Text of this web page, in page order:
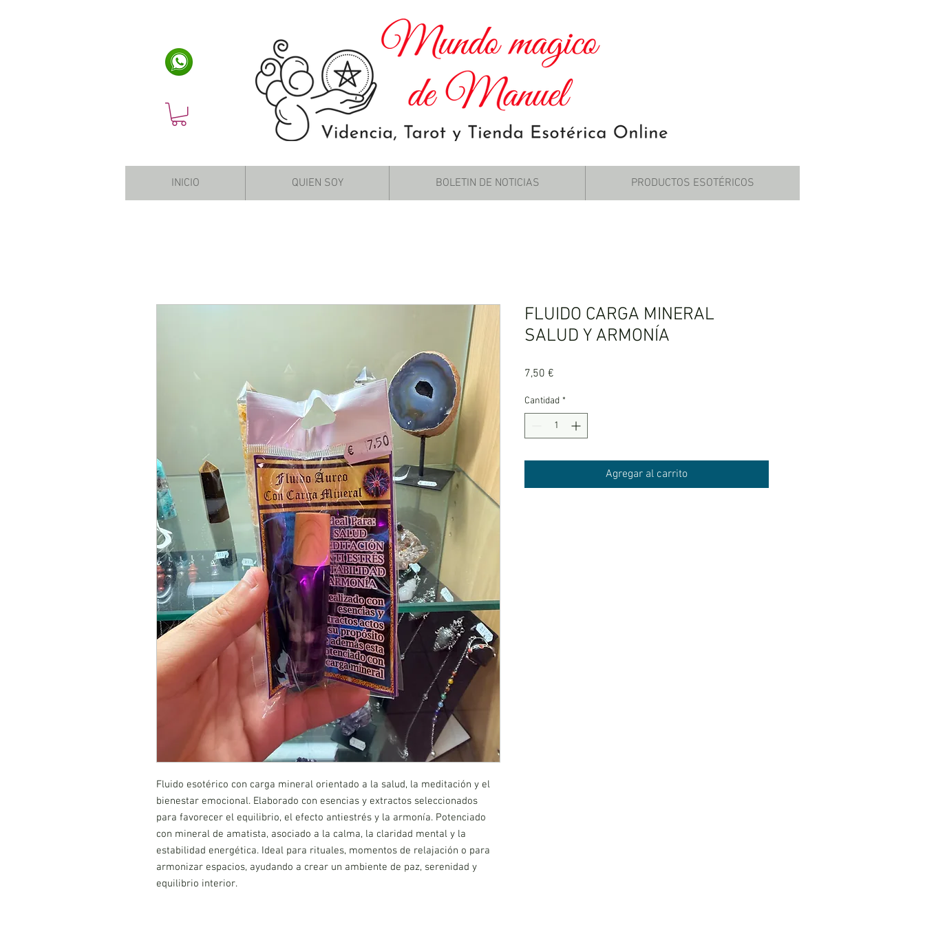
INICIO QUIEN SOY BOLETIN DE NOTICIAS PRODUCTOS ESOTÉRICOS
Fluido esotérico con carga mineral orientado a la salud, la meditación y el
bienestar emocional. Elaborado con esencias y extractos seleccionados
para favorecer el equilibrio, el efecto antiestrés y la armonía. Potenciado
con mineral de amatista, asociado a la calma, la claridad mental y la
estabilidad energética. Ideal para rituales, momentos de relajación o para
armonizar espacios, ayudando a crear un ambiente de paz, serenidad y
equilibrio interior.
FLUIDO CARGA MINERAL
SALUD Y ARMONÍA
7,50 €
Cantidad *
Agregar al carrito